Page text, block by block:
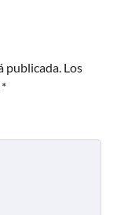
publicada. Los
*